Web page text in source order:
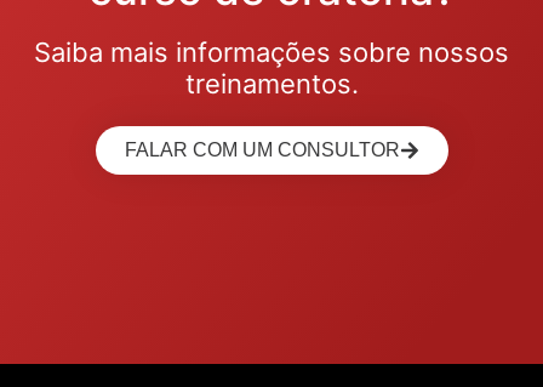
Saiba mais informações sobre nossos
treinamentos.
FALAR COM UM CONSULTOR